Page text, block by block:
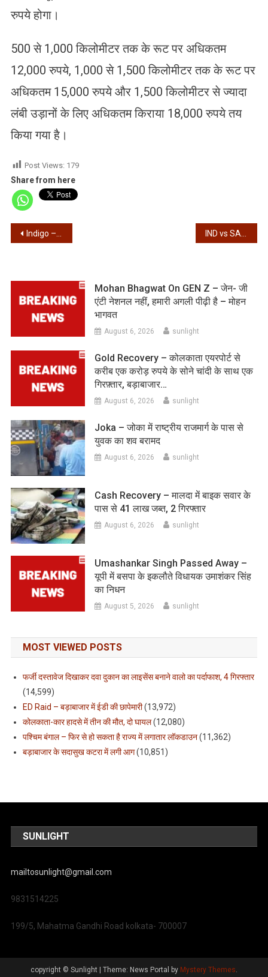
रुपये होगा।
500 से 1,000 किलोमीटर तक के रूट पर अधिकतम
12,000 रुपये, 1,000 से 1,500 किलोमीटर तक के रूट पर
अधिकतम 15,000 रुपये और 1,500 किलोमीटर से ज्यादा
लंबी उड़ानों के लिए अधिकतम किराया 18,000 रुपये तय
किया गया है।
Post Views: 179
Share from here
Post
Indigo – केंद्र ने इंडिगो को दिए सख्त निर्देश, रविवार रात 8 बजे तक रिफंड.. IND vs SA – भारत को 271 रनों का लक्ष्य
Mohan Bhagwat On GEN Z – जेन- जी
एंटी नेशनल नहीं, हमारी अगली पीढ़ी है – मोहन
भागवत
August 6, 2026 sunlight
Gold Recovery – कोलकाता एयरपोर्ट से
करीब एक करोड़ रुपये के सोने चांदी के साथ एक
गिरफ़्तार, बड़ाबाजार…
August 6, 2026 sunlight
Joka – जोका में राष्ट्रीय राजमार्ग के पास से
युवक का शव बरामद
August 6, 2026 sunlight
Cash Recovery – मालदा में बाइक सवार के
पास से 41 लाख जब्त, 2 गिरफ्तार
August 6, 2026 sunlight
Umashankar Singh Passed Away –
यूपी में बसपा के इकलौते विधायक उमाशंकर सिंह
का निधन
August 5, 2026 sunlight
MOST VIEWED POSTS
फर्जी दस्तावेज दिखाकर दवा दुकान का लाइसेंस बनाने वालो का पर्दाफाश, 4 गिरफ्तार
(14,599)
ED Raid – बड़ाबाजार में ईडी की छापेमारी(13,972)
कोलकाता-कार हादसे में तीन की मौत, दो घायल(12,080)
पश्चिम बंगाल – फिर से हो सकता है राज्य में लगातार लॉकडाउन(11,362)
बड़ाबाजार के सदासुख कटरा में लगी आग(10,851)
SUNLIGHT
mailtosunlight@gmail.com
9831514225
199/5, Mahatma Gandhi Road kolkata- 700007
copyright © Sunlight | Theme: News Portal by Mystery Themes.